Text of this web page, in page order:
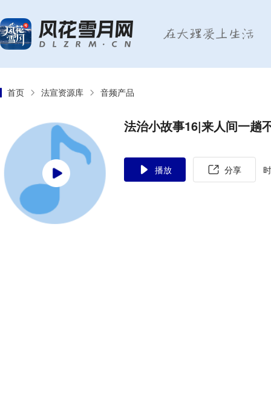
首页 法宣资源库 音频产品
法治小故事16|来人间一趟
播放 分享